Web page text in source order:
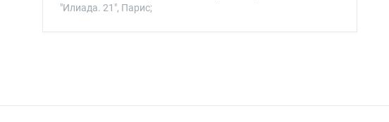
"Илиада. 21", Парис;